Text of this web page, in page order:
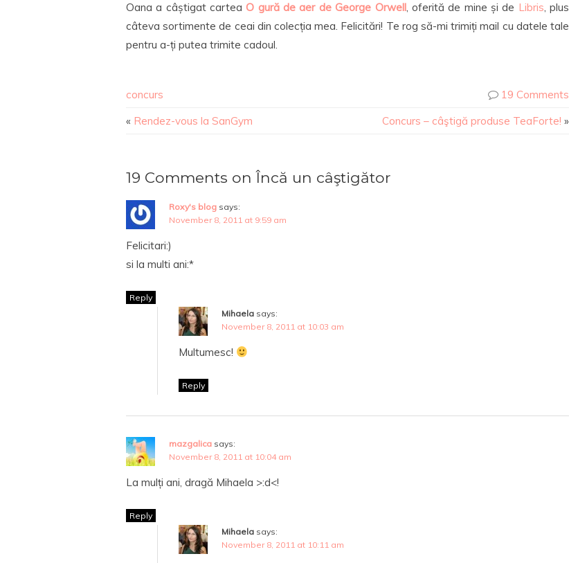
Oana a câștigat cartea O gură de aer de George Orwell, oferită de mine și de Libris, plus
câteva sortimente de ceai din colecția mea. Felicitări! Te rog să-mi trimiți mail cu datele tale
pentru a-ți putea trimite cadoul.
concurs
19 Comments
« Rendez-vous la SanGym Concurs – câştigă produse TeaForte! »
19 Comments on Încă un câştigător
Roxy's blog says:
November 8, 2011 at 9:59 am
Felicitari:)
si la multi ani:*
Reply
Mihaela says:
November 8, 2011 at 10:03 am
Multumesc!
Reply
mazgalica says:
November 8, 2011 at 10:04 am
La mulți ani, dragă Mihaela >:d<!
Reply
Mihaela says:
November 8, 2011 at 10:11 am